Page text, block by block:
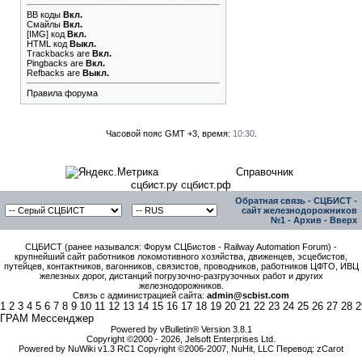
BB коды Вкл.
Смайлы Вкл.
[IMG] код Вкл.
HTML код Выкл.
Trackbacks are Вкл.
Pingbacks are Вкл.
Refbacks are Выкл.
Правила форума
Часовой пояс GMT +3, время: 10:30.
Справочник
сцбист.ру сцбист.рф
Обратная связь - СЦБИСТ -
сайт железнодорожников
№1 - Архив - Вверх
СЦБИСТ (ранее назывался: Форум СЦБистов - Railway Automation Forum) -
крупнейший сайт работников локомотивного хозяйства, движенцев, эсцебистов,
путейцев, контактников, вагонников, связистов, проводников, работников ЦФТО, ИВЦ
железных дорог, дистанций погрузочно-разгрузочных работ и других
железнодорожников.
Связь с администрацией сайта: admin@scbist.com
1 2 3 4 5 6 7 8 9 10 11 12 13 14 15 16 17 18 19 20 21 22 23 24 25 26 27 28
ГРАМ Мессенджер
Powered by vBulletin® Version 3.8.1
Copyright ©2000 - 2026, Jelsoft Enterprises Ltd.
Powered by NuWiki v1.3 RC1 Copyright ©2006-2007, NuHit, LLC Перевод: zCarot